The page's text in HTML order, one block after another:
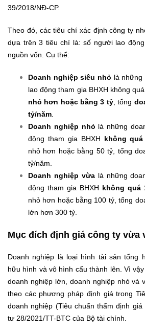
39/2018/NĐ-CP.
Theo đó, các tiêu chí xác định công ty
dựa trên 3 tiêu chí là: số người lao
nguồn vốn. Cụ thể:
Doanh nghiệp siêu nhỏ là những
lao động tham gia BHXH không quá
nhỏ hơn hoặc bằng 3 tỷ, tổng
tỷ/năm
Doanh nghiệp nhỏ là những
động tham gia BHXH không
nhỏ hơn hoặc bằng 50 tỷ, tổng
tỷ/năm.
Doanh nghiệp vừalà những
động tham gia BHXH không quá
nhỏ hơn hoặc bằng 100 tỷ, tổng
lớn hơn 300 tỷ.
Mục đích định giá công ty vừa
Doanh nghiệp là loại hình tài sản tổng
hữu hình và vô hình cấu thành lên. Vì
doanh nghiệp lớn, doanh nghiệp nhỏ và
theo các phương pháp định giá trong
doanh nghiệp (Tiêu chuẩn thẩm định
tư 28/2021/TT-BTC của Bộ tài chính.